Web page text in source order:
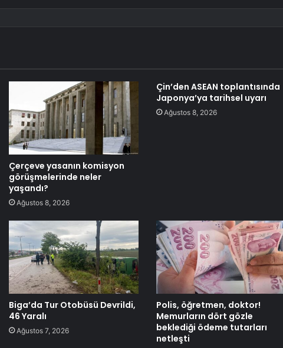
Çerçeve yasanın komisyon
görüşmelerinde neler
yaşandı?
Ağustos 8, 2026
Çin’den ASEAN toplantısında
Japonya’ya tarihsel uyarı
Ağustos 8, 2026
Biga’da Tur Otobüsü Devrildi,
46 Yaralı
Ağustos 7, 2026
Polis, öğretmen, doktor!
Memurların dört gözle
beklediği ödeme tutarları
netleşti